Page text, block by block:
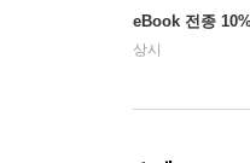
eBook 전종
상시